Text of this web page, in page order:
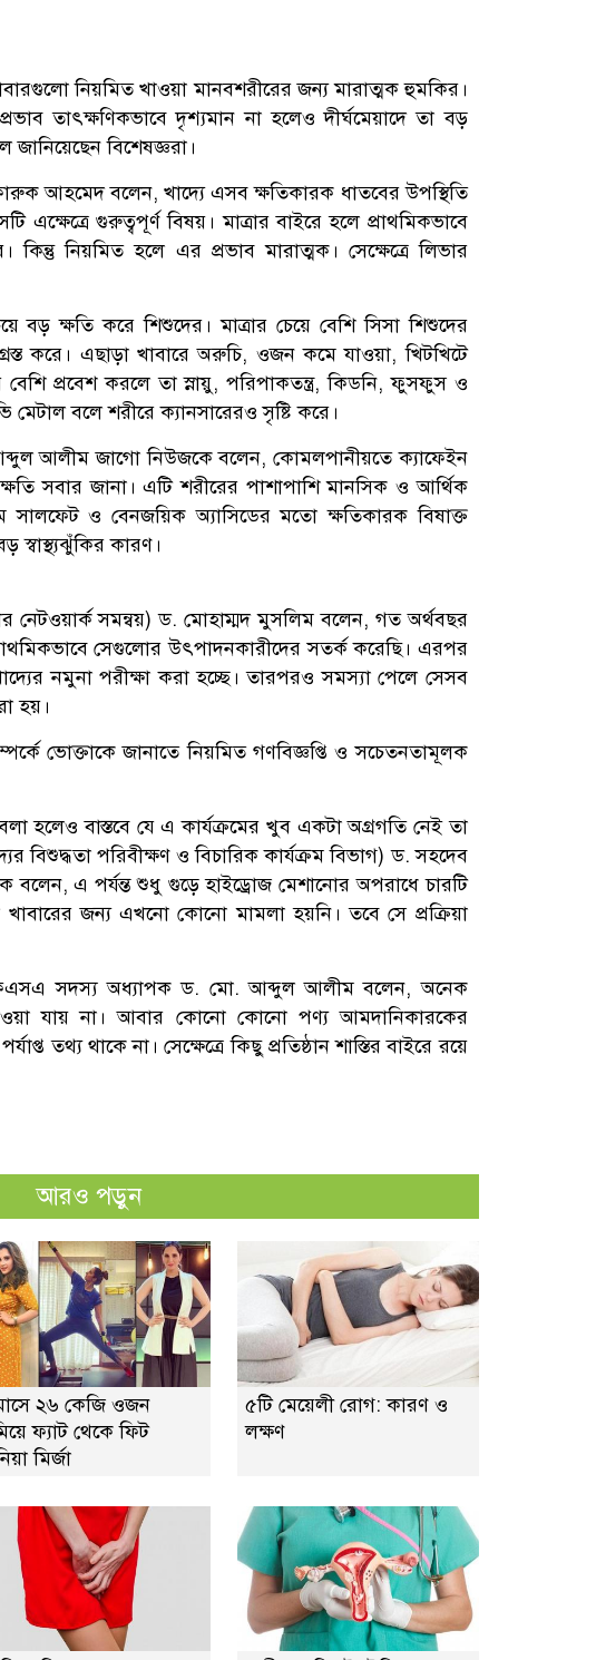
নিয়মিত খাওয়া মানবশরীরের জন্য মারাত্মক হুমকির।
তাৎক্ষণিকভাবে দৃশ্যমান না হলেও দীর্ঘমেয়াদে তা বড়
জানিয়েছেন বিশেষজ্ঞরা।
আহমেদ বলেন, খাদ্যে এসব ক্ষতিকারক ধাতবের উপস্থিতি
এক্ষেত্রে গুরুত্বপূর্ণ বিষয়। মাত্রার বাইরে হলে প্রাথমিকভাবে
কিন্তু নিয়মিত হলে এর প্রভাব মারাত্মক। সেক্ষেত্রে লিভার
বড় ক্ষতি করে শিশুদের। মাত্রার চেয়ে বেশি সিসা শিশুদের
করে। এছাড়া খাবারে অরুচি, ওজন কমে যাওয়া, খিটখিটে
বেশি প্রবেশ করলে তা স্নায়ু, পরিপাকতন্ত্র, কিডনি, ফুসফুস ও
মেটাল বলে শরীরে ক্যানসারেরও সৃষ্টি করে।
আলীম জাগো নিউজকে বলেন, কোমলপানীয়তে ক্যাফেইন
ক্ষতি সবার জানা। এটি শরীরের পাশাপাশি মানসিক ও আর্থিক
সালফেট ও বেনজয়িক অ্যাসিডের মতো ক্ষতিকারক বিষাক্ত
কারণ।
নেটওয়ার্ক সমন্বয়) ড. মোহাম্মদ মুসলিম বলেন, গত অর্থবছর
সেগুলোর উৎপাদনকারীদের সতর্ক করেছি। এরপর
নমুনা পরীক্ষা করা হচ্ছে। তারপরও সমস্যা পেলে সেসব
হয়।
ভোক্তাকে জানাতে নিয়মিত গণবিজ্ঞপ্তি ও সচেতনতামূলক
হলেও বাস্তবে যে এ কার্যক্রমের খুব একটা অগ্রগতি নেই তা
বিশুদ্ধতা পরিবীক্ষণ ও বিচারিক কার্যক্রম বিভাগ) ড. সহদেব
বলেন, এ পর্যন্ত শুধু গুড়ে হাইড্রোজ মেশানোর অপরাধে চারটি
জন্য এখনো কোনো মামলা হয়নি। তবে সে প্রক্রিয়া
সদস্য অধ্যাপক ড. মো. আব্দুল আলীম বলেন, অনেক
যায় না। আবার কোনো কোনো পণ্য আমদানিকারকের
তথ্য থাকে না। সেক্ষেত্রে কিছু প্রতিষ্ঠান শাস্তির বাইরে রয়ে
আরও পড়ুন
২৬ কেজি ওজন
ফ্যাট থেকে ফিট
মির্জা
৫টি মেয়েলী রোগ: কারণ ও
লক্ষণ